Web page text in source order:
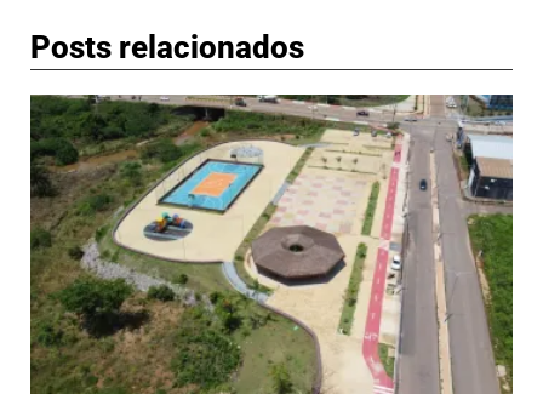
Posts relacionados